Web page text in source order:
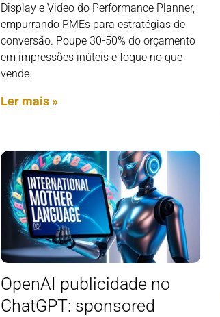
Display e Video do Performance Planner,
empurrando PMEs para estratégias de
conversão. Poupe 30-50% do orçamento
em impressões inúteis e foque no que
vende.
Ler mais »
OpenAI publicidade no
ChatGPT: sponsored